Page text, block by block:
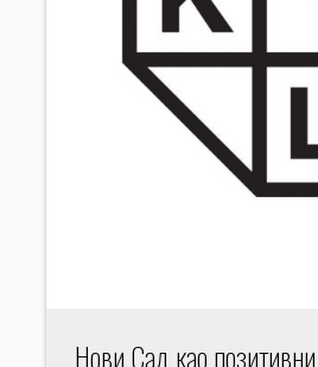
Нови Сад као